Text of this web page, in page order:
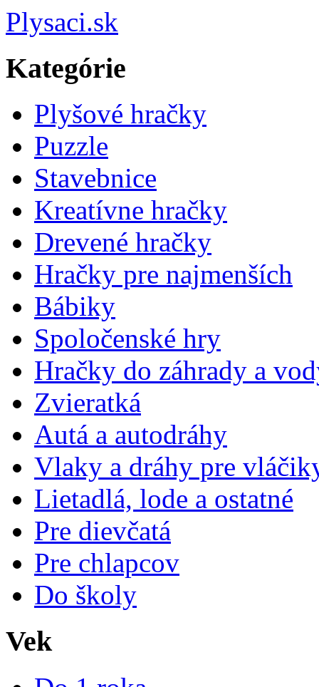
Plysaci.sk
Kategórie
Plyšové hračky
Puzzle
Stavebnice
Kreatívne hračky
Drevené hračky
Hračky pre najmenších
Bábiky
Spoločenské hry
Hračky do záhrady a
Zvieratká
Autá a autodráhy
Vlaky a dráhy pre
Lietadlá, lode a ostatné
Pre dievčatá
Pre chlapcov
Do školy
Vek